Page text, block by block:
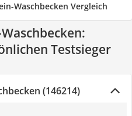
Waschbecken Vergleich
Testsieger
(146214)